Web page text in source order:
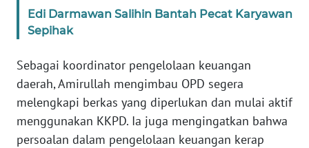
Edi Darmawan Salihin Bantah Pecat Karyawan
Sepihak
Sebagai koordinator pengelolaan keuangan
daerah, Amirullah mengimbau OPD segera
melengkapi berkas yang diperlukan dan mulai aktif
menggunakan KKPD. Ia juga mengingatkan bahwa
persoalan dalam pengelolaan keuangan kerap
WN
SULTRA
WN
NTB
WN
SULTENG